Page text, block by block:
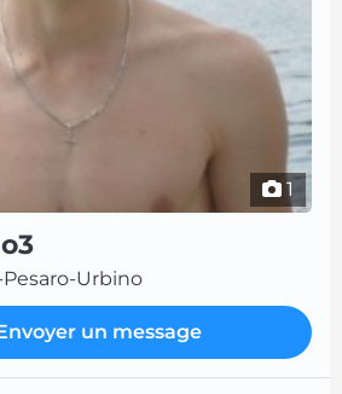
1
Pesaro-Urbino
un message